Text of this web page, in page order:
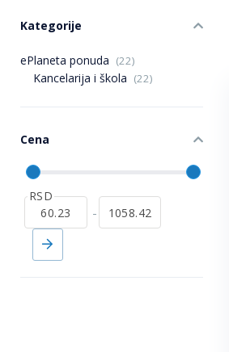
Kategorije
ePlaneta ponuda (22)
Kancelarija i škola (22)
Cena
RSD
-